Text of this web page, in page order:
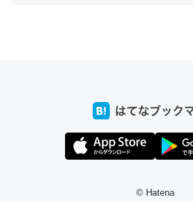
ちぼちRingも置こうかと画策中。あ
これ見て生きてるなって分かる。
─たまにLINEするくらいだった遠方の父67
© Hatena